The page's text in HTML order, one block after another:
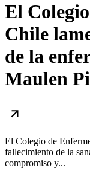
El
Chile
de la
Maulen
El Colegio de
fallecimiento de la
compromiso y...